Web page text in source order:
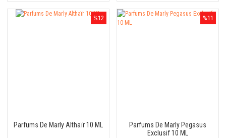
%12
Parfums De Marly Althaïr 10 ML
%11
Parfums De Marly Pegasus
Exclusif 10 ML